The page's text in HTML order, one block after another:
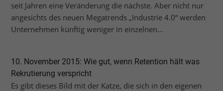
seit Jahren eine Veränderung die nächste. Aber nicht nur
angesichts des neuen Megatrends „Industrie 4.0“ werden
Unternehmen künftig weniger in einzelnen...
10. November 2015: Wie gut, wenn Retention hält was
Rekrutierung verspricht
Es gibt dieses Bild mit der Katze, die sich in den eigenen